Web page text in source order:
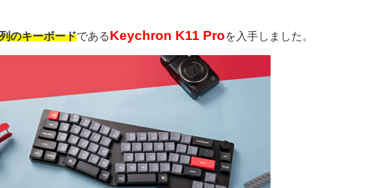
のキーボードであるKeychron K11 Proを入手しました。